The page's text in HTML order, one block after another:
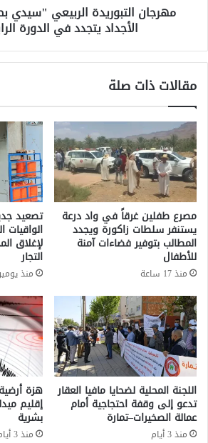
م
د
ل
م
ك
ا
ف
ح
ة
ا
ل
ع
ن
ف
ا
ل
س
ي
ا
س
ي
و
ا
ي
ة
ا
ل
ر
ب
ي
ع
ي
"
س
ي
د
ي
ب
ط
ا
ش
"
2
0
2
4
:
إ
الأجداد يتجدد في الدورة
مقالات ذات صلة
مصرع طفلين غرقاً في واد درعة
يستنفر سلطات زاكورة ويجدد
المطالب بتوفير فضاءات آمنة
للأطفال
منذ 17 ساعة
تصعيد
الواقيات
لإغلاق
التجار
منذ
اللجنة المحلية لضحايا مافيا العقار
تدعو إلى وقفة احتجاجية أمام
عمالة الصخيرات–تمارة
منذ 3 أيام
إقليم
بشرية
منذ 3 أيام